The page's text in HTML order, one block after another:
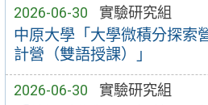
2026-06-30 實驗研究組
中原大學「大學微積分探索
計營（雙語授課）」
2026-06-30 實驗研究組